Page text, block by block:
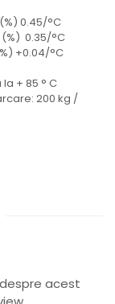
0.45/°C
0.35/°C
+0.04/°C
+ 85 ° C
200 kg /
acest